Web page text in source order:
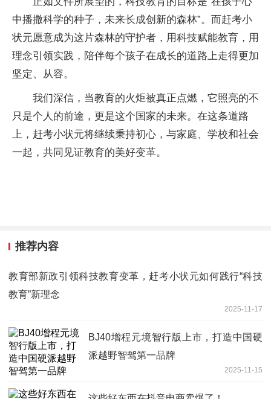
中播撒科学的种子，未来长成创新的森林”。而赶考小
状元愿意成为这片森林的守护者，用科技赋能教育，用
理念引领实践，陪伴每个孩子在成长的道路上走得更加
坚定、从容。
我们深信，当教育的火炬被真正点燃，它照亮的不
只是个人的前途，更是这个国家的未来。在这条道路
上，赶考小状元将继续秉持初心，与家庭、学校和社会
一起，共同见证教育的美好变革。
推荐内容
教育部新政引领科技教育变革，赶考小状元如何践行“科技
教育”新理念
2025-11-17
BJ40增程元境智行版上市，打造中国硬
派越野智驾第一品牌
2025-11-15